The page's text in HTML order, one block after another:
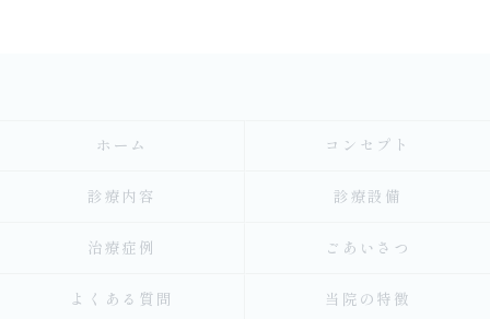
ホーム コンセプト
診療内容 診療設備
治療症例 ごあいさつ
よくある質問 当院の特徴